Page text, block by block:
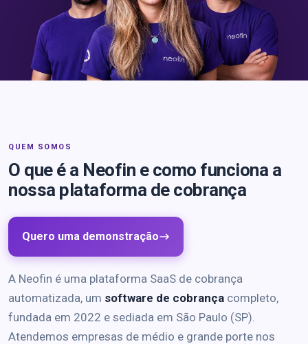
QUEM SOMOS
O que é a Neofin e como funciona a
nossa plataforma de cobrança
Quero uma demonstração
A Neofin é uma plataforma SaaS de cobrança
automatizada, um software de cobrança completo,
fundada em 2022 e sediada em São Paulo (SP).
Atendemos empresas de médio e grande porte nos